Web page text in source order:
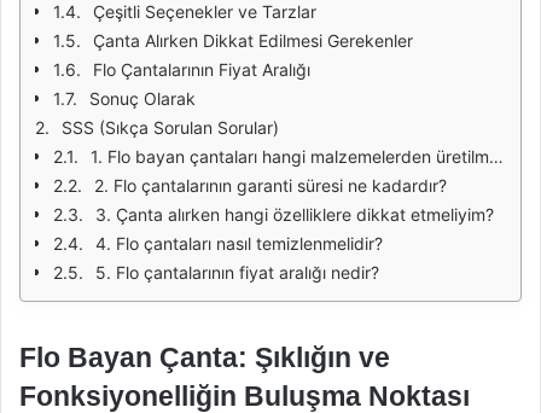
Çeşitli Seçenekler ve Tarzlar
Çanta Alırken Dikkat Edilmesi Gerekenler
Flo Çantalarının Fiyat Aralığı
Sonuç Olarak
SSS (Sıkça Sorulan Sorular)
1. Flo bayan çantaları hangi malzemelerden üretilmektedir?
2. Flo çantalarının garanti süresi ne kadardır?
3. Çanta alırken hangi özelliklere dikkat etmeliyim?
4. Flo çantaları nasıl temizlenmelidir?
5. Flo çantalarının fiyat aralığı nedir?
Flo Bayan Çanta: Şıklığın ve
Fonksiyonelliğin Buluşma Noktası